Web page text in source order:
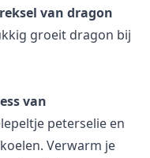
van dragon
groeit dragon bij
van
peterselie en
Verwarm je